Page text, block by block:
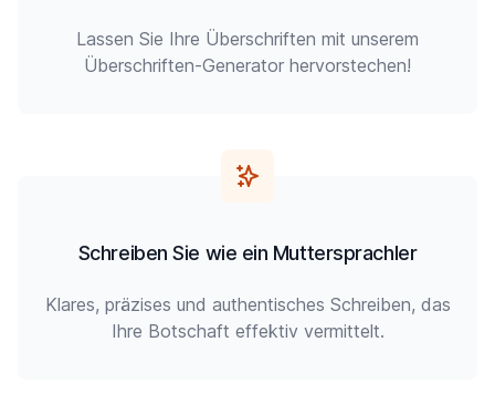
Lassen Sie Ihre Überschriften mit unserem
Überschriften-Generator hervorstechen!
Schreiben Sie wie ein Muttersprachler
Klares, präzises und authentisches Schreiben, das
Ihre Botschaft effektiv vermittelt.